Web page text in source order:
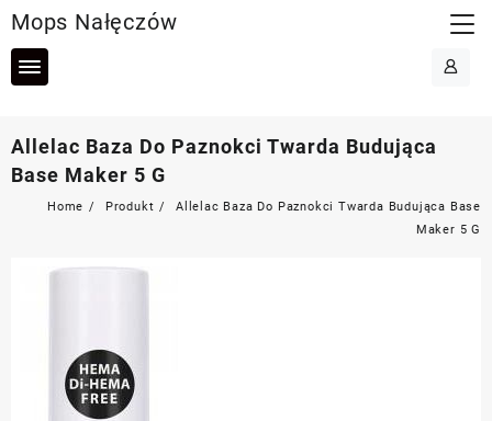
to
content
Mops Nałęczów
Allelac Baza Do Paznokci Twarda Budująca
Base Maker 5 G
Home Produkt
Allelac Baza Do Paznokci Twarda Budująca Base
Maker 5 G